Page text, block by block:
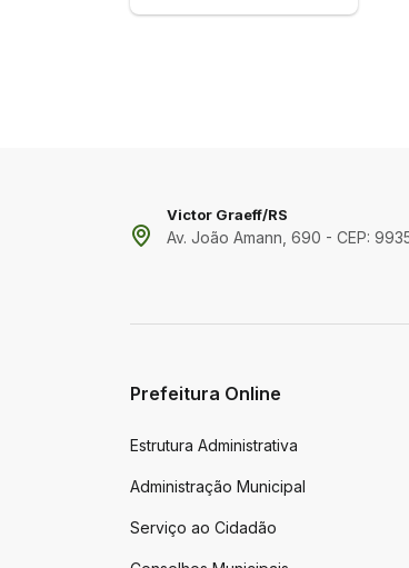
Victor Graeff/RS
Av. João Amann, 690 - CEP:
Prefeitura Online
Estrutura Administrativa
Administração Municipal
Serviço ao Cidadão